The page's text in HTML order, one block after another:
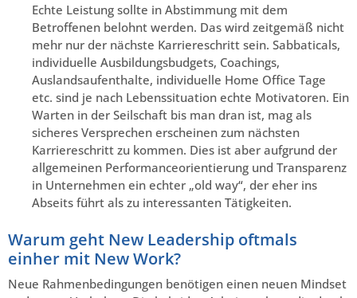
Echte Leistung sollte in Abstimmung mit dem
Betroffenen belohnt werden. Das wird zeitgemäß nicht
mehr nur der nächste Karriereschritt sein. Sabbaticals,
individuelle Ausbildungsbudgets, Coachings,
Auslandsaufenthalte, individuelle Home Office Tage
etc. sind je nach Lebenssituation echte Motivatoren. Ein
Warten in der Seilschaft bis man dran ist, mag als
sicheres Versprechen erscheinen zum nächsten
Karriereschritt zu kommen. Dies ist aber aufgrund der
allgemeinen Performanceorientierung und Transparenz
in Unternehmen ein echter „old way“, der eher ins
Abseits führt als zu interessanten Tätigkeiten.
Warum geht New Leadership oftmals
einher mit New Work?
Neue Rahmenbedingungen benötigen einen neuen Mindset